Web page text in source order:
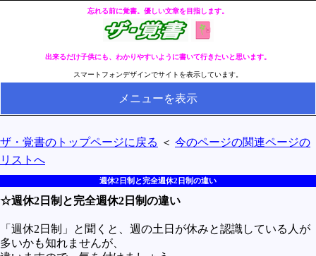
忘れる前に覚書。優しい文章を目指します。
出来るだけ子供にも、わかりやすいように書いて行きたいと思います。
スマートフォンデザインでサイトを表示しています。
メニューを表示
全ページのリストへ
健康
冬・冷え性対策
生活
ザ・覚書のトップページに戻る ＜ 今のページの関連ページの
リストへ
週休2日制と完全週休2日制の違い
☆週休2日制と完全週休2日制の違い
「週休2日制」と聞くと、週の土日が休みと認識している人が
多いかも知れませんが、